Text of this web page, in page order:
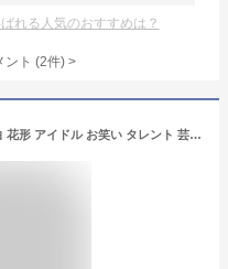
れる人気のおすすめは？
ント (2件) >
長野県 善光寺／縁結びお守り 赤白 花形 アイドル お笑い タレント 芸能人グッズ